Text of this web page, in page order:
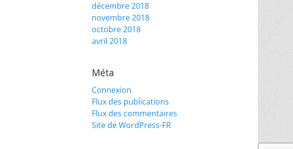
décembre 2018
novembre 2018
octobre 2018
avril 2018
Méta
Connexion
Flux des publications
Flux des commentaires
Site de WordPress-FR